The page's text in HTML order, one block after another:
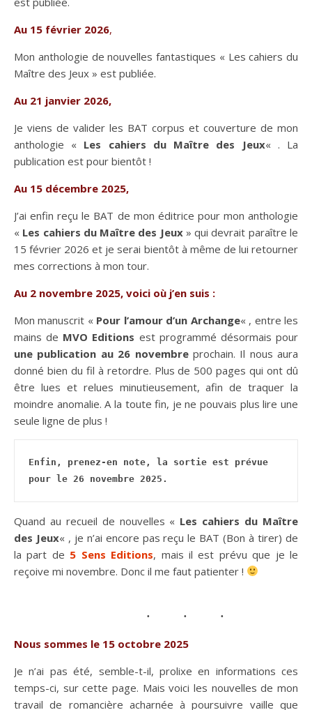
Au 15 février 2026,
Mon anthologie de nouvelles fantastiques « Les cahiers du
Maître des Jeux » est publiée.
Au 21 janvier 2026,
Je viens de valider les BAT corpus et couverture de mon
anthologie « Les cahiers du Maître des Jeux« . La
publication est pour bientôt !
Au 15 décembre 2025,
J’ai enfin reçu le BAT de mon éditrice pour mon anthologie
« Les cahiers du Maître des Jeux» qui devrait paraître le
15 février 2026 et je serai bientôt à même de lui retourner
mes corrections à mon tour.
Au 2 novembre 2025, voici où j’en suis :
Mon manuscrit « Pour l’amour d’un Archange« , entre les
mains de MVO Editions est programmé désormais pour
une publication au 26 novembreprochain. Il nous aura
donné bien du fil à retordre. Plus de 500 pages qui ont dû
être lues et relues minutieusement, afin de traquer la
moindre anomalie. A la toute fin, je ne pouvais plus lire une
seule ligne de plus !
Enfin, prenez-en note, la sortie est prévue
pour le 26 novembre 2025.
Quand au recueil de nouvelles « Les cahiers du Maître
des Jeux« , je n’ai encore pas reçu le BAT (Bon à tirer) de
la part de 5 Sens Editions, mais il est prévu que je le
reçoive mi novembre. Donc il me faut patienter !
Nous sommes le 15 octobre 2025
Je n’ai pas été, semble-t-il, prolixe en informations ces
temps-ci, sur cette page. Mais voici les nouvelles de mon
travail de romancière acharnée à poursuivre vaille que